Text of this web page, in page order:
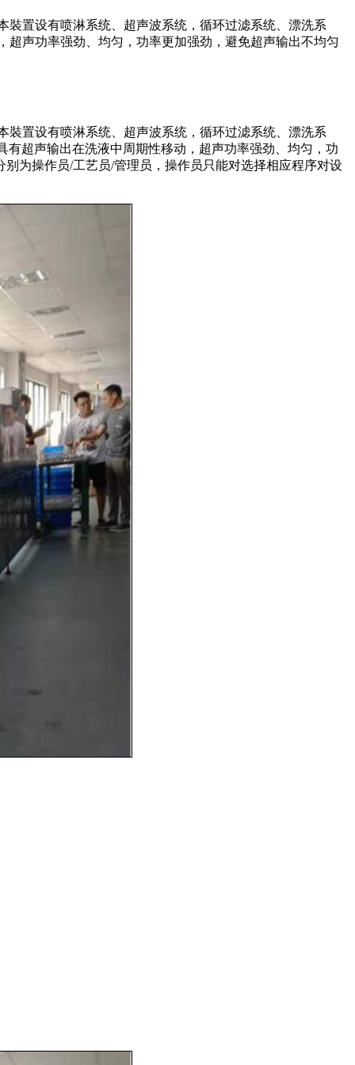
置设有喷淋系统、超声波系统，循环过滤系统、漂洗系
声功率强劲、均匀，功率更加强劲，避免超声输出不均匀
置设有喷淋系统、超声波系统，循环过滤系统、漂洗系
超声输出在洗液中周期性移动，超声功率强劲、均匀，功
为操作员/工艺员/管理员，操作员只能对选择相应程序对设